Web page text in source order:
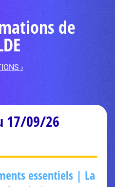
de
›
17/09/26
essentiels | La